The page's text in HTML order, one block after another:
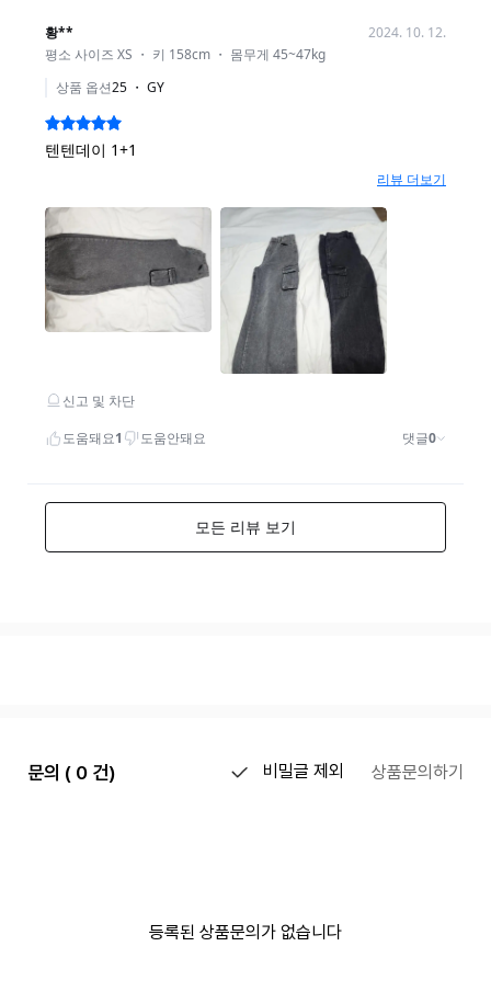
문의 ( 0 건) 비밀글 제외 상품문의하기
등록된 상품문의가 없습니다